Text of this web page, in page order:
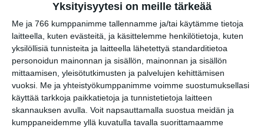
Yksityisyytesi on meille tärkeää
Me ja 766 kumppanimme tallennamme ja/tai käytämme tietoja
laitteella, kuten evästeitä, ja käsittelemme henkilötietoja, kuten
yksilöllisiä tunnisteita ja laitteella lähetettyä standarditietoa
personoidun mainonnan ja sisällön, mainonnan ja sisällön
mittaamisen, yleisötutkimusten ja palvelujen kehittämisen
vuoksi. Me ja yhteistyökumppanimme voimme suostumuksellasi
käyttää tarkkoja paikkatietoja ja tunnistetietoja laitteen
skannauksen avulla. Voit napsauttamalla suostua meidän ja
kumppaneidemme yllä kuvatulla tavalla suorittamaamme
MUSIIKKI
18.. Silmien Takana: Scandinavian Music
Group Trio - Kaipaus
Nevala (live) DJ Double Denim
Klubit / Rytmi
Teho. "Not a violin duo" -
levynjulkaisukeikka